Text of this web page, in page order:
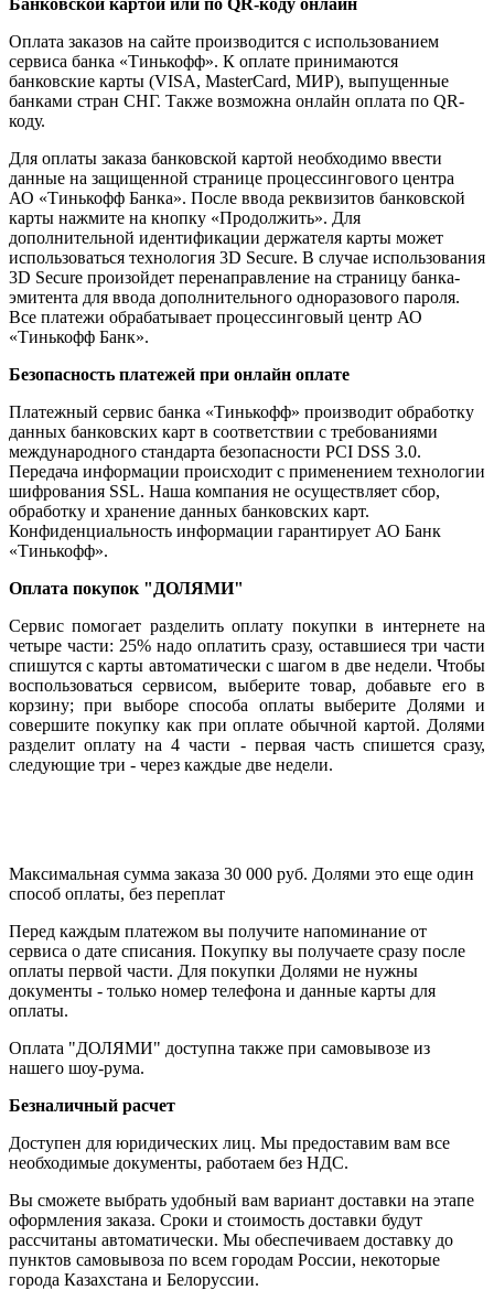
Оплата заказов на сайте производится с использованием
сервиса банка «Тинькофф». К оплате принимаются
банковские карты (VISA, MasterCard, МИР), выпущенные
банками стран СНГ. Также возможна онлайн оплата по QR-
коду.
Для оплаты заказа банковской картой необходимо ввести
данные на защищенной странице процессингового центра
АО «Тинькофф Банка». После ввода реквизитов банковской
карты нажмите на кнопку «Продолжить». Для
дополнительной идентификации держателя карты может
использоваться технология 3D Secure. В случае использования
3D Secure произойдет перенаправление на страницу банка-
эмитента для ввода дополнительного одноразового пароля.
Все платежи обрабатывает процессинговый центр АО
«Тинькофф Банк».
Безопасность платежей при онлайн оплате
Платежный сервис банка «Тинькофф» производит обработку
данных банковских карт в соответствии с требованиями
международного стандарта безопасности PCI DSS 3.0.
Передача информации происходит с применением технологии
шифрования SSL. Наша компания не осуществляет сбор,
обработку и хранение данных банковских карт.
Конфиденциальность информации гарантирует АО Банк
«Тинькофф».
Оплата покупок "ДОЛЯМИ"
Сервис помогает разделить оплату покупки в интернете на
четыре части: 25% надо оплатить сразу, оставшиеся три части
спишутся с карты автоматически с шагом в две недели. Чтобы
воспользоваться сервисом, выберите товар, добавьте его в
корзину; при выборе способа оплаты выберите Долями и
совершите покупку как при оплате обычной картой. Долями
разделит оплату на 4 части - первая часть спишется сразу,
следующие три - через каждые две недели.
Максимальная сумма заказа 30 000 руб. Долями это еще один
способ оплаты, без переплат
Перед каждым платежом вы получите напоминание от
сервиса о дате списания. Покупку вы получаете сразу после
оплаты первой части. Для покупки Долями не нужны
документы - только номер телефона и данные карты для
оплаты.
Оплата "ДОЛЯМИ" доступна также при самовывозе из
нашего шоу-рума.
Безналичный расчет
Доступен для юридических лиц. Мы предоставим вам все
необходимые документы, работаем без НДС.
Вы сможете выбрать удобный вам вариант доставки на этапе
оформления заказа. Сроки и стоимость доставки будут
рассчитаны автоматически. Мы обеспечиваем доставку до
пунктов самовывоза по всем городам России, некоторые
города Казахстана и Белоруссии.